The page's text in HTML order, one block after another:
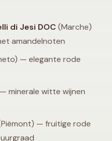
di Jesi DOC (Marche)
amandelnoten
— elegante rode
minerale witte wijnen
— fruitige rode